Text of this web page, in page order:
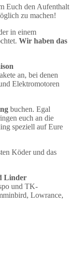
Euch den Aufenthalt
zu machen!
in einem
Wir haben das
an, bei denen
Elektromotoren
buchen. Egal
euch an die
speziell auf Eure
Köder und das
Linder
und TK-
Lowrance,